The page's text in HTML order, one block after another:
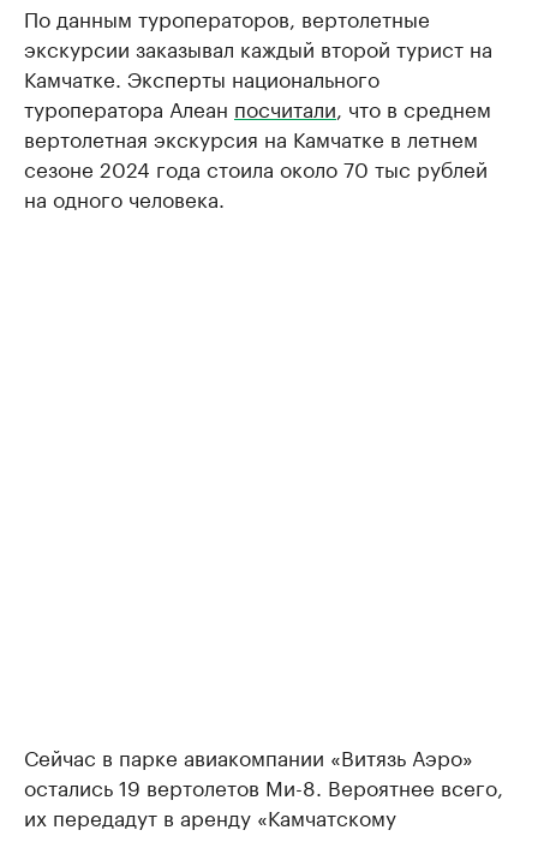
По данным туроператоров, вертолетные
экскурсии заказывал каждый второй турист на
Камчатке. Эксперты национального
туроператора Алеан посчитали, что в среднем
вертолетная экскурсия на Камчатке в летнем
сезоне 2024 года стоила около 70 тыс рублей
на одного человека.
Сейчас в парке авиакомпании «Витязь Аэро»
остались 19 вертолетов Ми-8. Вероятнее всего,
их передадут в аренду «Камчатскому